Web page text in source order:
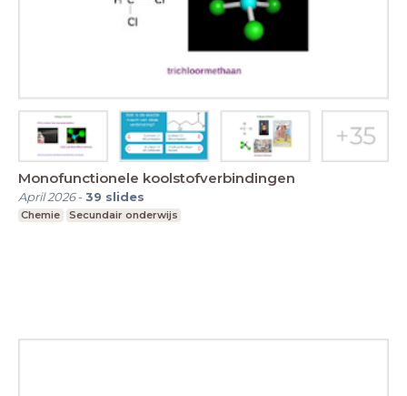
Monofunctionele koolstofverbindingen
April 2026-39 slides
Chemie Secundair onderwijs